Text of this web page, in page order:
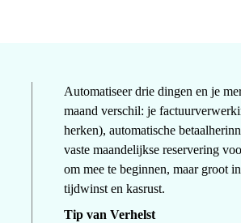
Automatiseer drie dingen en je
maand verschil: je
herken), automatische
vaste maandelijkse reservering
om mee te beginnen, maar groot
tijdwinst en kasrust.
Tip van Verhelst